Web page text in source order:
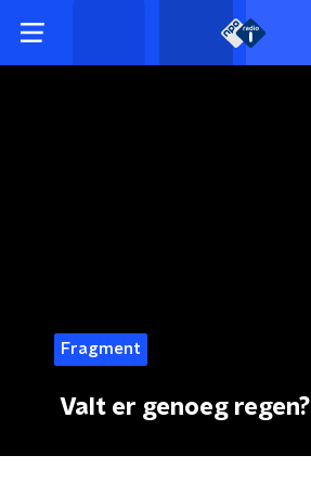
Fragment
Valt er genoeg regen?